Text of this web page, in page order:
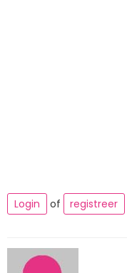
Login
of registreer